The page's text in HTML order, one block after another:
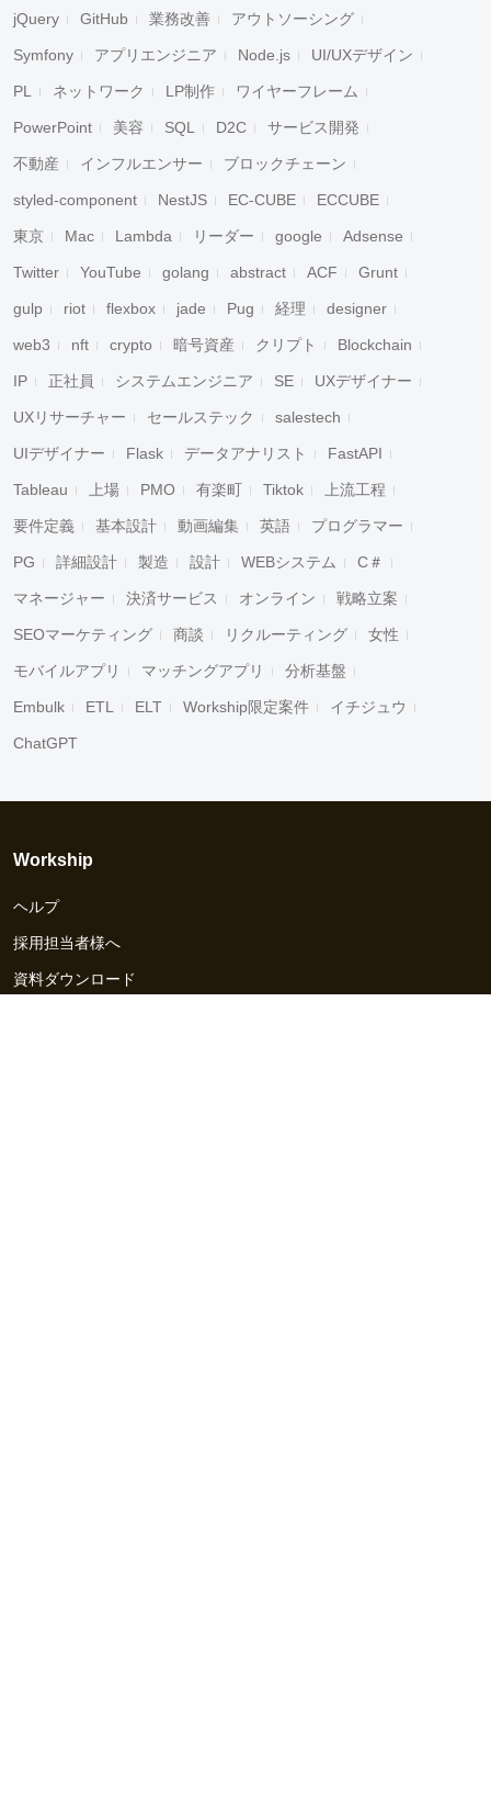
jQuery GitHub 業務改善 アウトソーシング
Symfony アプリエンジニア Node.js UI/UXデザイン
PL ネットワーク LP制作 ワイヤーフレーム
PowerPoint 美容 SQL D2C サービス開発
不動産 インフルエンサー ブロックチェーン
styled-component NestJS EC-CUBE ECCUBE
東京 Mac Lambda リーダー google Adsense
Twitter YouTube golang abstract ACF Grunt
gulp riot flexbox jade Pug 経理 designer
web3 nft crypto 暗号資産 クリプト Blockchain
IP 正社員 システムエンジニア SE UXデザイナー
UXリサーチャー セールステック salestech
UIデザイナー Flask データアナリスト FastAPI
Tableau 上場 PMO 有楽町 Tiktok 上流工程
要件定義 基本設計 動画編集 英語 プログラマー
PG 詳細設計 製造 設計 WEBシステム C＃
マネージャー 決済サービス オンライン 戦略立案
SEOマーケティング 商談 リクルーティング 女性
モバイルアプリ マッチングアプリ 分析基盤
Embulk ETL ELT Workship限定案件 イチジュウ
ChatGPT
Workship
ヘルプ
採用担当者様へ
資料ダウンロード